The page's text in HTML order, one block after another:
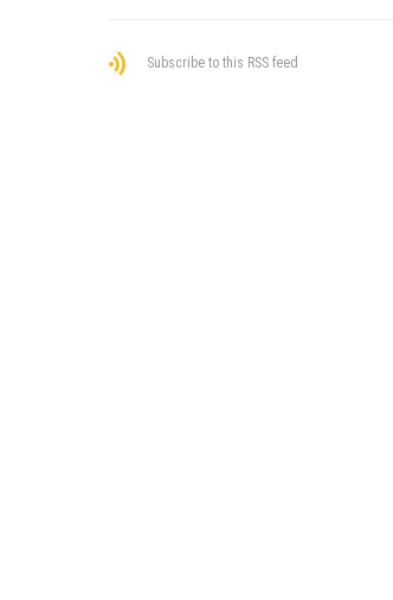
Subscribe to this RSS feed